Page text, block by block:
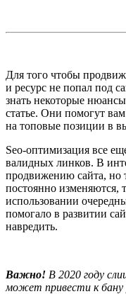
Для того чтобы
и ресурс не попал под
знать некоторые
статье. Они помогут
на топовые позиции в
Seo-оптимизация все
валидных линков. В
продвижению сайта, но
постоянно
использовании
помогало в развитии
навредить.
Важно! В 2020 году
может привести к бану